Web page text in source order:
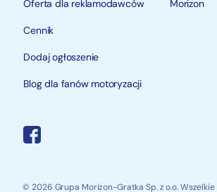
Oferta dla reklamodawców
Cennik
Dodaj ogłoszenie
Blog dla fanów motoryzacji
Morizon
© 2026 Grupa Morizon-Gratka Sp. z o.o.